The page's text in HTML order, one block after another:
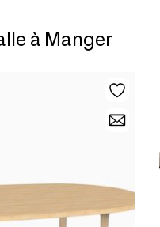
à Manger